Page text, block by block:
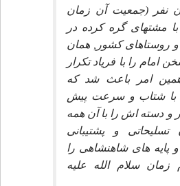
نفر (جمعيت آن زمان
مشتهاى گره كرده در
روستاهاى كشور, همان
امام را با فرياد تكرار
امر باعث شد كه
با شتاب و سرعت پيش
و دسته اش را با آن همه
و پشتيبانى
پايه هاى شاهنشاهى را
زمان سلام الله عليه